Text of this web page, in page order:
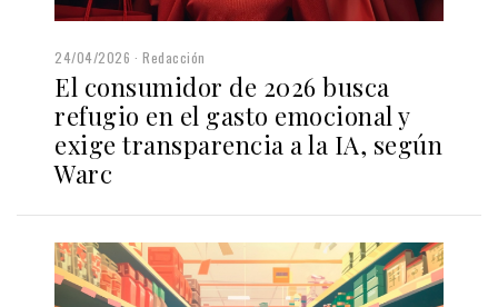
24/04/2026 Redacción
El consumidor de 2026 busca
refugio en el gasto emocional y
exige transparencia a la IA, según
Warc